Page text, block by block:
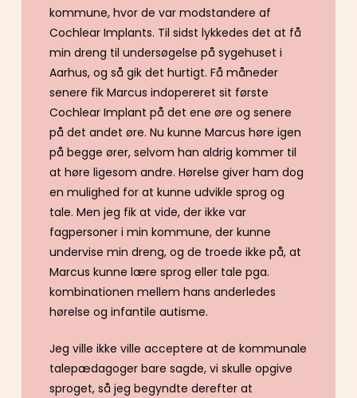
kommune, hvor de var modstandere af
Cochlear Implants. Til sidst lykkedes det at få
min dreng til undersøgelse på sygehuset i
Aarhus, og så gik det hurtigt. Få måneder
senere fik Marcus indopereret sit første
Cochlear Implant på det ene øre og senere
på det andet øre. Nu kunne Marcus høre igen
på begge ører, selvom han aldrig kommer til
at høre ligesom andre. Hørelse giver ham dog
en mulighed for at kunne udvikle sprog og
tale. Men jeg fik at vide, der ikke var
fagpersoner i min kommune, der kunne
undervise min dreng, og de troede ikke på, at
Marcus kunne lære sprog eller tale pga.
kombinationen mellem hans anderledes
hørelse og infantile autisme.
Jeg ville ikke ville acceptere at de kommunale
talepædagoger bare sagde, vi skulle opgive
sproget, så jeg begyndte derefter at